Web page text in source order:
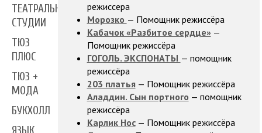
ТЕАТРАЛЬНЫЕ
СТУДИИ
ТЮЗ
ПЛЮС
ТЮЗ +
МОДА
БУКХОЛЛ
режиссера
Морозко — Помощник режиссёра
Кабачок «Разбитое сердце» —
Помощник режиссёра
ГОГОЛЬ. ЭКСПОНАТЫ — помощник
режиссёра
203 платья — Помощник режиссёра
Аладдин. Сын портного — помощник
режиссёра
Карлик Нос— Помощник режиссёра